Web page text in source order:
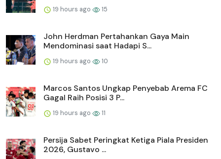
19 hours ago 15
John Herdman Pertahankan Gaya Main
Mendominasi saat Hadapi S...
19 hours ago 10
Marcos Santos Ungkap Penyebab Arema FC
Gagal Raih Posisi 3 P...
19 hours ago 11
Persija Sabet Peringkat Ketiga Piala Presiden
2026, Gustavo ...